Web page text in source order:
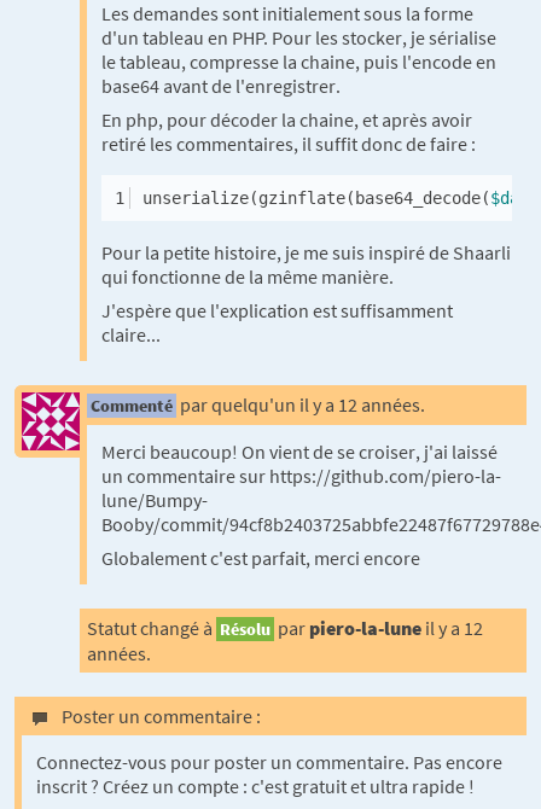
Les demandes sont initialement sous la forme
d'un tableau en PHP. Pour les stocker, je sérialise
le tableau, compresse la chaine, puis l'encode en
base64 avant de l'enregistrer.
En php, pour décoder la chaine, et après avoir
retiré les commentaires, il suffit donc de faire :
1 unserialize(gzinflate(base64_decode($data
Pour la petite histoire, je me suis inspiré de Shaarli
qui fonctionne de la même manière.
J'espère que l'explication est suffisamment
claire...
Commenté par quelqu'un il y a 12 années.
Merci beaucoup! On vient de se croiser, j'ai laissé
un commentaire sur https://github.com/piero-la-
lune/Bumpy-
Booby/commit/
Globalement c'est parfait, merci encore
Statut changé à Résolu par piero-la-lune il y a 12
années.
Poster un commentaire :
Connectez-vous pour poster un commentaire. Pas encore
inscrit ? Créez un compte : c'est gratuit et ultra rapide !